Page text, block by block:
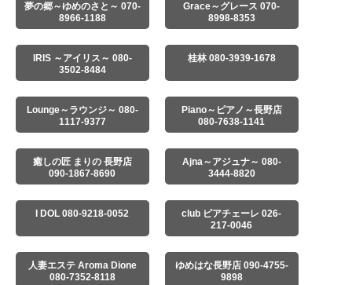
夢の郷～ゆめのさと～ 070-
8966-1188
Grace～グレース 070-
8998-8353
IRIS ～アイリス～ 080-
3502-8484
桂林 080-3939-1678
Lounge～ラウンジ～ 080-
1117-9377
Piano～ピアノ～長野店
080-7638-1141
癒しの匠 まりの 長野店
090-1867-8690
Ajna～アジュナ～ 080-
3444-8820
I DOL 080-9218-0052
club ピアチェーレ 026-
217-0046
人妻エステ Aroma Dione
080-7352-8118
ゆめはな長野店 090-4755-
9898